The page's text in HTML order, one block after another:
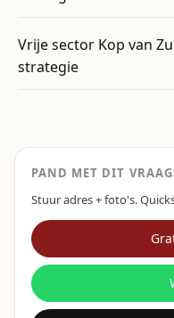
Vrije sector Kop van
strategie
PAND MET DIT
Stuur adres + foto's.